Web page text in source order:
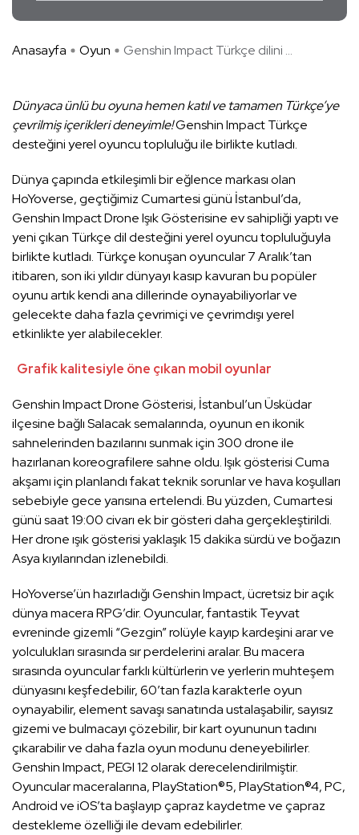
Anasayfa Oyun Genshin Impact Türkçe dilini ...
Dünyaca ünlü bu oyuna hemen katıl ve tamamen Türkçe’ye
çevrilmiş içerikleri deneyimle!Genshin Impact Türkçe
desteğini yerel oyuncu topluluğu ile birlikte kutladı.
Dünya çapında etkileşimli bir eğlence markası olan
HoYoverse, geçtiğimiz Cumartesi günü İstanbul’da,
Genshin Impact Drone Işık Gösterisine ev sahipliği yaptı ve
yeni çıkan Türkçe dil desteğini yerel oyuncu topluluğuyla
birlikte kutladı. Türkçe konuşan oyuncular 7 Aralık’tan
itibaren, son iki yıldır dünyayı kasıp kavuran bu popüler
oyunu artık kendi ana dillerinde oynayabiliyorlar ve
gelecekte daha fazla çevrimiçi ve çevrimdışı yerel
etkinlikte yer alabilecekler.
Grafik kalitesiyle öne çıkan mobil oyunlar
Genshin Impact Drone Gösterisi, İstanbul’un Üsküdar
ilçesine bağlı Salacak semalarında, oyunun en ikonik
sahnelerinden bazılarını sunmak için 300 drone ile
hazırlanan koreografilere sahne oldu. Işık gösterisi Cuma
akşamı için planlandı fakat teknik sorunlar ve hava koşulları
sebebiyle gece yarısına ertelendi. Bu yüzden, Cumartesi
günü saat 19:00 civarı ek bir gösteri daha gerçekleştirildi.
Her drone ışık gösterisi yaklaşık 15 dakika sürdü ve boğazın
Asya kıyılarından izlenebildi.
HoYoverse’ün hazırladığı Genshin Impact, ücretsiz bir açık
dünya macera RPG’dir. Oyuncular, fantastik Teyvat
evreninde gizemli “Gezgin” rolüyle kayıp kardeşini arar ve
yolculukları sırasında sır perdelerini aralar. Bu macera
sırasında oyuncular farklı kültürlerin ve yerlerin muhteşem
dünyasını keşfedebilir, 60’tan fazla karakterle oyun
oynayabilir, element savaşı sanatında ustalaşabilir, sayısız
gizemi ve bulmacayı çözebilir, bir kart oyununun tadını
çıkarabilir ve daha fazla oyun modunu deneyebilirler.
Genshin Impact, PEGI 12 olarak derecelendirilmiştir.
Oyuncular maceralarına, PlayStation®5, PlayStation®4, PC,
Android ve iOS’ta başlayıp çapraz kaydetme ve çapraz
destekleme özelliği ile devam edebilirler.